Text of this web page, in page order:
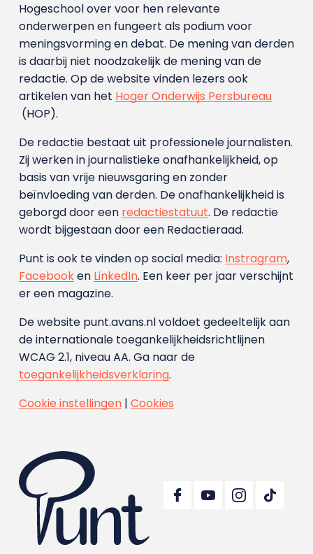
Hogeschool over voor hen relevante
onderwerpen en fungeert als podium voor
meningsvorming en debat. De mening van derden
is daarbij niet noodzakelijk de mening van de
redactie. Op de website vinden lezers ook
artikelen van het Hoger Onderwijs Persbureau
(HOP).
De redactie bestaat uit professionele journalisten.
Zij werken in journalistieke onafhankelijkheid, op
basis van vrije nieuwsgaring en zonder
beïnvloeding van derden. De onafhankelijkheid is
geborgd door een redactiestatuut. De redactie
wordt bijgestaan door een Redactieraad.
Punt is ook te vinden op social media: Instragram,
Facebooken LinkedIn. Een keer per jaar verschijnt
er een magazine.
De website punt.avans.nl voldoet gedeeltelijk aan
de internationale toegankelijkheidsrichtlijnen
WCAG 2.1, niveau AA. Ga naar de
toegankelijkheidsverklaring.
Cookie instellingen| Cookies